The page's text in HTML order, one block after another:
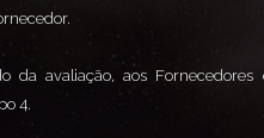
da avaliação, aos
4.